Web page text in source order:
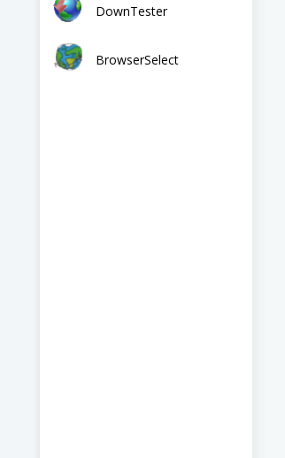
DownTester
BrowserSelect